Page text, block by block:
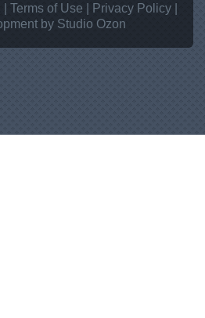
Terms of Use Privacy Policy
by Studio Ozon